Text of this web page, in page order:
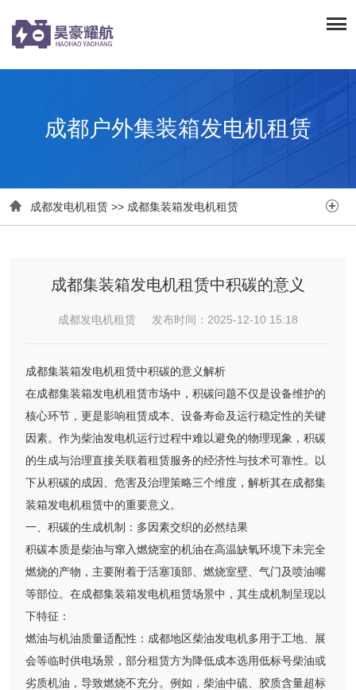
成都户外集装箱发电机租赁
 成都发电机租赁 >> 成都集装箱发电机租赁 
成都集装箱发电机租赁中积碳的意义
成都发电机租赁 发布时间：2025-12-10 15:18
成都集装箱发电机租赁中积碳的意义解析
在成都集装箱发电机租赁市场中，积碳问题不仅是设备维护的
核心环节，更是影响租赁成本、设备寿命及运行稳定性的关键
因素。作为柴油发电机运行过程中难以避免的物理现象，积碳
的生成与治理直接关联着租赁服务的经济性与技术可靠性。以
下从积碳的成因、危害及治理策略三个维度，解析其在成都集
装箱发电机租赁中的重要意义。
一、积碳的生成机制：多因素交织的必然结果
积碳本质是柴油与窜入燃烧室的机油在高温缺氧环境下未完全
燃烧的产物，主要附着于活塞顶部、燃烧室壁、气门及喷油嘴
等部位。在成都集装箱发电机租赁场景中，其生成机制呈现以
下特征：
燃油与机油质量适配性：成都地区柴油发电机多用于工地、展
会等临时供电场景，部分租赁方为降低成本选用低标号柴油或
劣质机油，导致燃烧不充分。例如，柴油中硫、胶质含量超标